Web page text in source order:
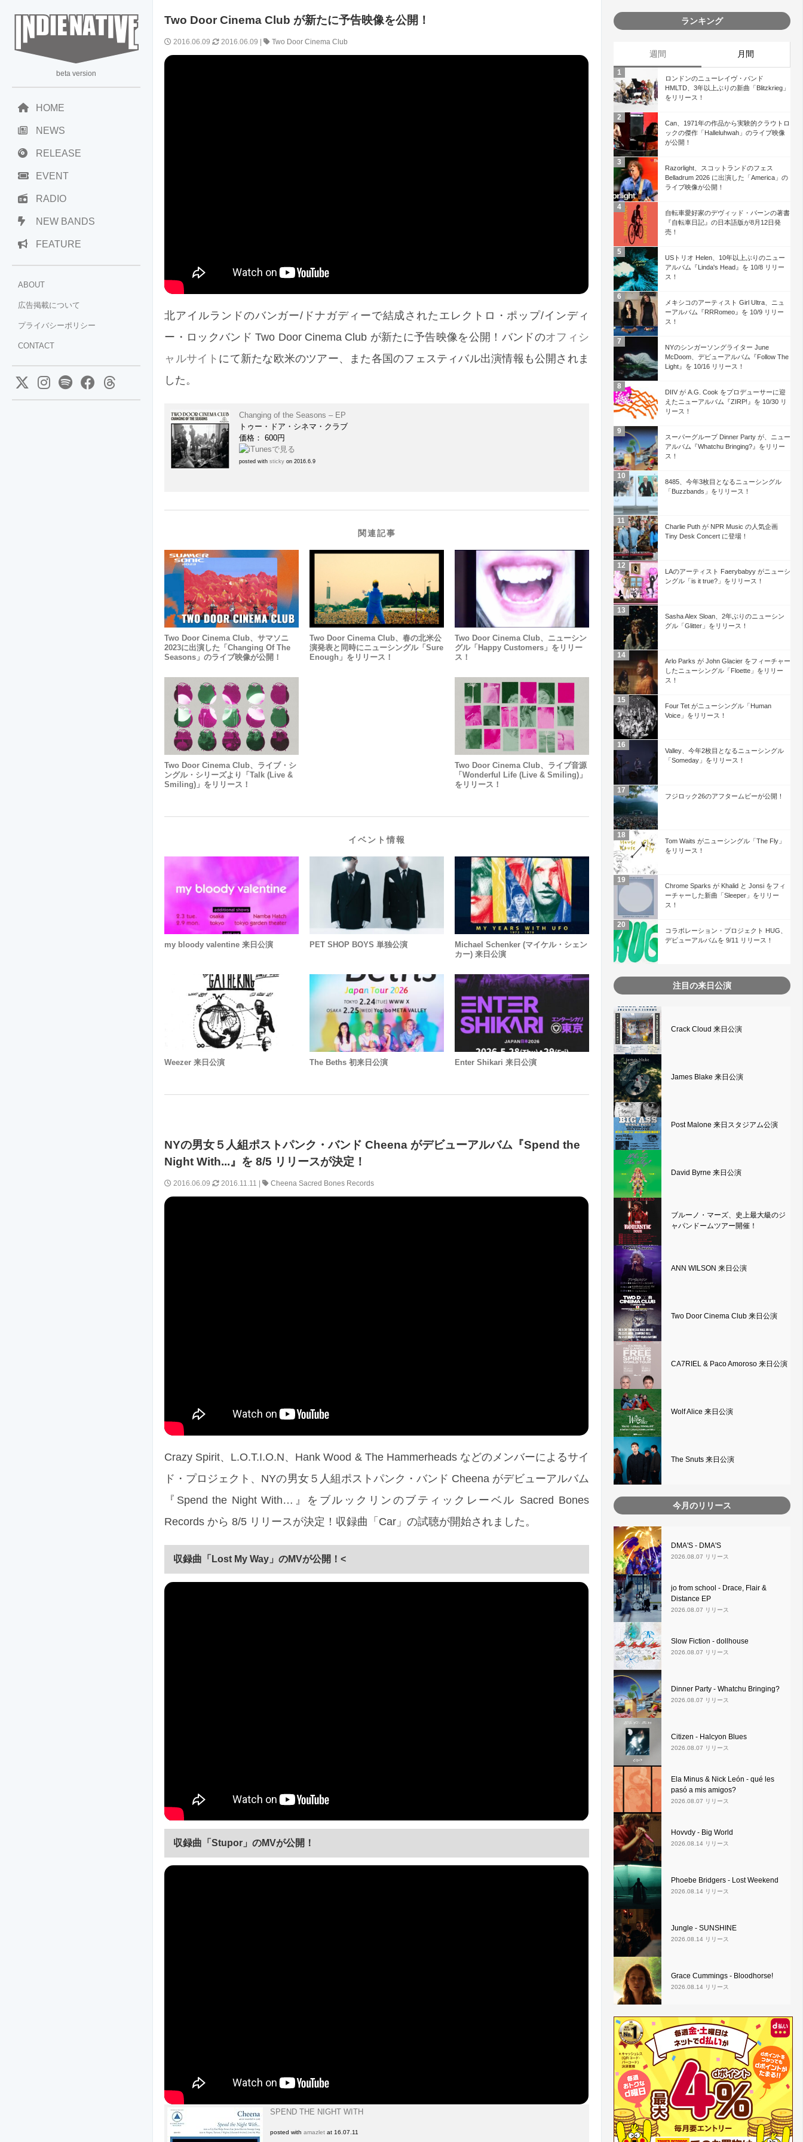
beta version
HOME
NEWS
RELEASE
EVENT
RADIO
NEW BANDS
FEATURE
ABOUT
広告掲載について
プライバシーポリシー
CONTACT
Two Door Cinema Club が新たに予告映像を公開！
2016.06.09 2016.06.09 | Two Door Cinema Club
北アイルランドのバンガー/ドナガディーで結成されたエレクトロ・ポップ/インディ
ー・ロックバンド Two Door Cinema Club が新たに予告映像を公開！バンドのオフィシ
ャルサイト にて新たな欧米のツアー、また各国のフェスティバル出演情報も公開されま
した。
Changing of the Seasons – EP
トゥー・ドア・シネマ・クラブ
価格： 600円
posted withsticky on 2016.6.9
関連記事
Two Door Cinema Club、サマソニ
2023に出演した「Changing Of The
Seasons」のライブ映像が公開！
Two Door Cinema Club、春の北米公
演発表と同時にニューシングル「Sure
Enough」をリリース！
Two Door Cinema Club、ニューシン
グル「Happy Customers」をリリー
ス！
Two Door Cinema Club、ライブ・シ
ングル・シリーズより「Talk (Live &
Smiling)」をリリース！
Two Door Cinema Club、ライブ音源
「Wonderful Life (Live & Smiling)」
をリリース！
イベント情報
my bloody valentine 来日公演 PET SHOP BOYS 単独公演
Michael Schenker (マイケル・シェン
カー) 来日公演
Weezer 来日公演 The Beths 初来日公演 Enter Shikari 来日公演
NYの男女５人組ポストパンク・バンド Cheena がデビューアルバム『Spend the
Night With...』を 8/5 リリースが決定！
2016.06.09 2016.11.11 | Cheena Sacred Bones Records
Crazy Spirit、L.O.T.I.O.N、Hank Wood & The Hammerheads などのメンバーによるサイ
ド・プロジェクト、NYの男女５人組ポストパンク・バンド Cheena がデビューアルバム
『Spend the Night With…』をブルックリンのブティックレーベル Sacred Bones
Records から 8/5 リリースが決定！収録曲「Car」の試聴が開始されました。
収録曲「Lost My Way」のMVが公開！<
収録曲「Stupor」のMVが公開！
SPEND THE NIGHT WITH
posted withamazlet at 16.07.11
ランキング
週間 月間
ロンドンのニューレイヴ・バンド
HMLTD、3年以上ぶりの新曲「Blitzkrieg」
をリリース！
Can、1971年の作品から実験的クラウトロ
ックの傑作「Halleluhwah」のライブ映像
が公開！
Razorlight、スコットランドのフェス
Belladrum 2026 に出演した「America」の
ライブ映像が公開！
自転車愛好家のデヴィッド・バーンの著書
『自転車日記』の日本語版が8月12日発
売！
USトリオ Helen、10年以上ぶりのニュー
アルバム『Linda's Head』を 10/8 リリー
ス！
メキシコのアーティスト Girl Ultra、ニュ
ーアルバム『RRRomeo』を 10/9 リリー
ス！
NYのシンガーソングライター June
McDoom、デビューアルバム『Follow The
Light』を 10/16 リリース！
DIIV が A.G. Cook をプロデューサーに迎
えたニューアルバム『ZIRP!』を 10/30 リ
リース！
スーパーグループ Dinner Party が、ニュー
アルバム『Whatchu Bringing?』をリリー
ス！
8485、今年3枚目となるニューシングル
「Buzzbands」をリリース！
Charlie Puth が NPR Music の人気企画
Tiny Desk Concert に登場！
LAのアーティスト Faerybabyy がニューシ
ングル「is it true?」をリリース！
Sasha Alex Sloan、2年ぶりのニューシン
グル「Glitter」をリリース！
Arlo Parks が John Glacier をフィーチャー
したニューシングル「Floette」をリリー
ス！
Four Tet がニューシングル「Human
Voice」をリリース！
Valley、今年2枚目となるニューシングル
「Someday」をリリース！
フジロック26のアフタームビーが公開！
Tom Waits がニューシングル「The Fly」
をリリース！
Chrome Sparks が Khalid と Jonsi をフィ
ーチャーした新曲「Sleeper」をリリー
ス！
コラボレーション・プロジェクト HUG、
デビューアルバムを 9/11 リリース！
注目の来日公演
Crack Cloud 来日公演
James Blake 来日公演
Post Malone 来日スタジアム公演
David Byrne 来日公演
ブルーノ・マーズ、史上最大級のジ
ャパンドームツアー開催！
ANN WILSON 来日公演
Two Door Cinema Club 来日公演
CA7RIEL & Paco Amoroso 来日公演
Wolf Alice 来日公演
The Snuts 来日公演
今月のリリース
DMA'S - DMA'S
2026.08.07 リリース
jo from school - Drace, Flair &
Distance EP
2026.08.07 リリース
Slow Fiction - dollhouse
2026.08.07 リリース
Dinner Party - Whatchu Bringing?
2026.08.07 リリース
Citizen - Halcyon Blues
2026.08.07 リリース
Ela Minus & Nick León - qué les
pasó a mis amigos?
2026.08.07 リリース
Hovvdy - Big World
2026.08.14 リリース
Phoebe Bridgers - Lost Weekend
2026.08.14 リリース
Jungle - SUNSHINE
2026.08.14 リリース
Grace Cummings - Bloodhorse!
2026.08.14 リリース